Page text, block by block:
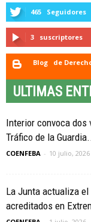
465 Seguidores
3 suscriptores
Blog de
ULTIMAS
Interior convoca dos
Tráfico de la
COENFEBA - 10 julio, 2026
La Junta actualiza
acreditados en